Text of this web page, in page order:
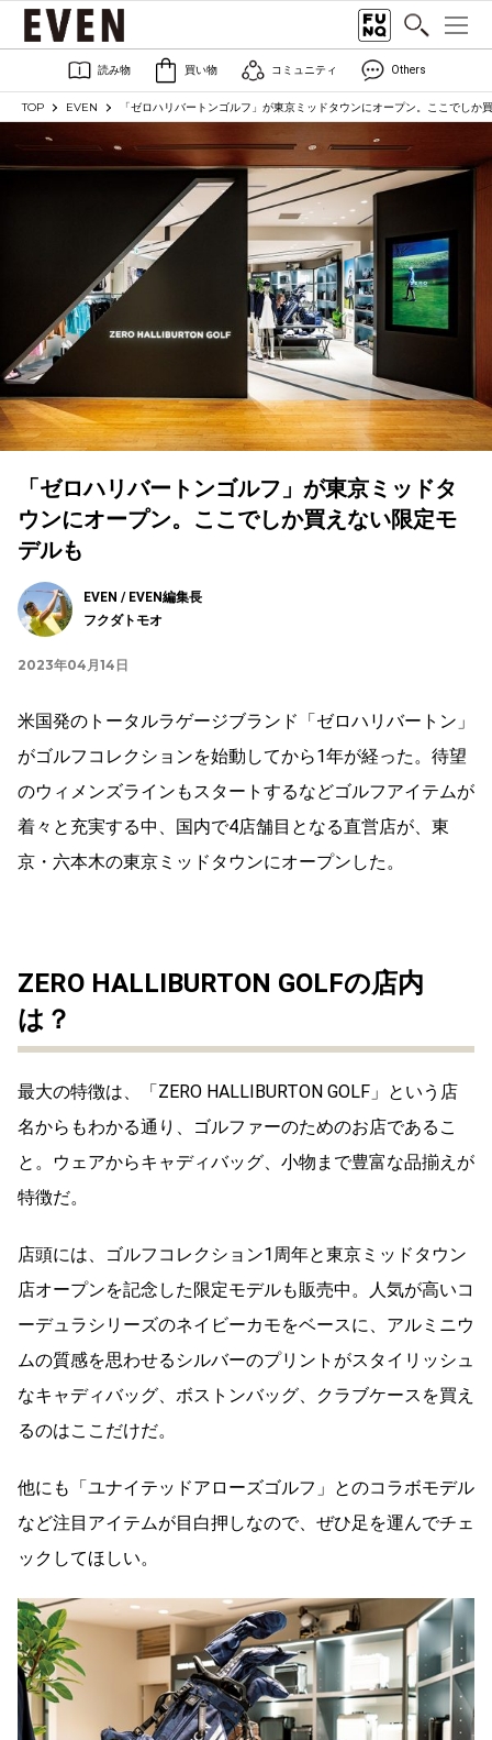
読み物 買い物 コミュニティ Others
TOP EVEN 「ゼロハリバートンゴルフ」が東京ミッドタウンにオープン。ここでしか
「ゼロハリバートンゴルフ」が東京ミッドタ
ウンにオープン。ここでしか買えない限定モ
デルも
EVEN / EVEN編集長
フクダトモオ
2023年04月14日
米国発のトータルラゲージブランド「ゼロハリバートン」
がゴルフコレクションを始動してから1年が経った。待望
のウィメンズラインもスタートするなどゴルフアイテムが
着々と充実する中、国内で4店舗目となる直営店が、東
京・六本木の東京ミッドタウンにオープンした。
ZERO HALLIBURTON GOLFの店内
は？
最大の特徴は、「ZERO HALLIBURTON GOLF」という店
名からもわかる通り、ゴルファーのためのお店であるこ
と。ウェアからキャディバッグ、小物まで豊富な品揃えが
特徴だ。
店頭には、ゴルフコレクション1周年と東京ミッドタウン
店オープンを記念した限定モデルも販売中。人気が高いコ
ーデュラシリーズのネイビーカモをベースに、アルミニウ
ムの質感を思わせるシルバーのプリントがスタイリッシュ
なキャディバッグ、ボストンバッグ、クラブケースを買え
るのはここだけだ。
他にも「ユナイテッドアローズゴルフ」とのコラボモデル
など注目アイテムが目白押しなので、ぜひ足を運んでチェ
ックしてほしい。